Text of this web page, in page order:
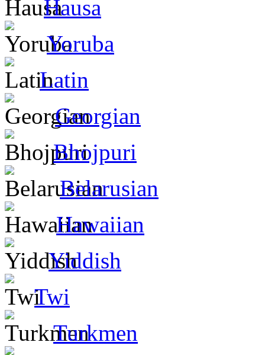
Hausa
Yoruba
Latin
Georgian
Bhojpuri
Belarusian
Hawaiian
Yiddish
Twi
Turkmen